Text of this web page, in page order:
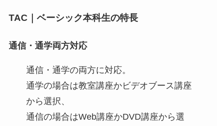
TAC｜ベーシック本科生の特長
通信・通学両方対応
通信・通学の両方に対応。
通学の場合は教室講座かビデオブース講座
から選択、
通信の場合はWeb講座かDVD講座から選